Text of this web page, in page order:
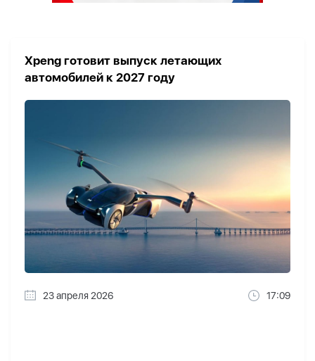
Xpeng готовит выпуск летающих
автомобилей к 2027 году
23 апреля 2026 17:09